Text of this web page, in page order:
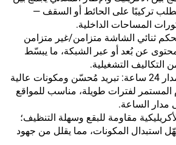
يتطلب تركيبًا على الحائط أو السقف —
المساحات الداخلية.
ثنائي الشاشة متزامن/غير متزامن
عن بُعد أو عبر الشبكة، ما يبسّط
التكاليف التشغيلية.
• تشغيل مستقر على مدار 24 ساعة: تبريد مُحسّن ومكونات عالية
المستمر لفترات طويلة، مناسب للمواقع
مدار الساعة.
مقاومة للبقع وسهلة التنظيف؛
استبدال المكونات، مما يقلل من جهود